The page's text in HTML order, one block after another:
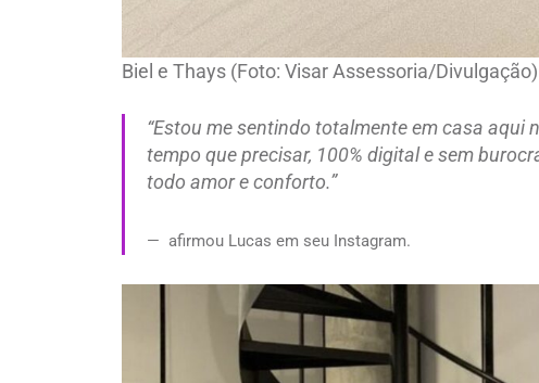
Biel e Thays (Foto: Visar Assessoria/Divulgação)
“Estou me sentindo totalmente em casa aqui
tempo que precisar, 100% digital e sem
todo amor e conforto.”
afirmou Lucas em seu Instagram.